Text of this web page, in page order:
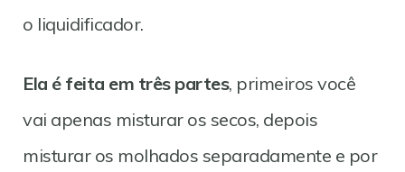
o liquidificador.
Ela é feita em três partes, primeiros você
vai apenas misturar os secos, depois
misturar os molhados separadamente e por